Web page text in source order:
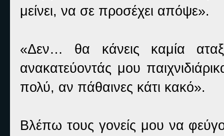
μείνει, να σε προσέχει απόψε».
«Δεν… θα κάνεις καμία
ανακατεύοντάς μου
πολύ, αν πάθαινες κάτι κακό».
Βλέπω τους γονείς μου να